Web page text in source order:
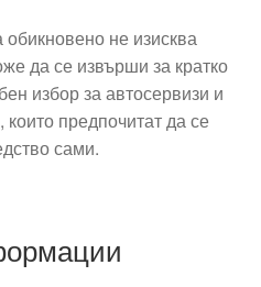
не изисква
да се извърши за кратко
избор за автосервизи и
предпочитат да се
сами.